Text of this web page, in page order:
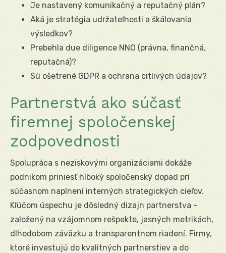
Je nastavený komunikačný a reputačný plán?
Aká je stratégia udržateľnosti a škálovania
výsledkov?
Prebehla due diligence NNO (právna, finančná,
reputačná)?
Sú ošetrené GDPR a ochrana citlivých údajov?
Partnerstvá ako súčasť
firemnej spoločenskej
zodpovednosti
Spolupráca s neziskovými organizáciami dokáže
podnikom priniesť hlboký spoločenský dopad pri
súčasnom naplnení interných strategických cieľov.
Kľúčom úspechu je dôsledný dizajn partnerstva –
založený na vzájomnom rešpekte, jasných metrikách,
dlhodobom záväzku a transparentnom riadení. Firmy,
ktoré investujú do kvalitných partnerstiev a do